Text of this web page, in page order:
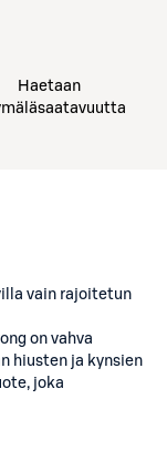
Haetaan
vain rajoitetun
on vahva
hiusten ja kynsien
joka